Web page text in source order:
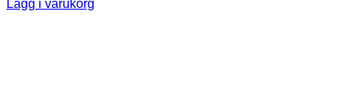
Lägg i varukorg